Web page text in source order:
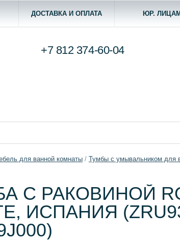
ДОСТАВКА И ОПЛАТА ЮР. ЛИЦАМ
+7 812 374-60-04
для ванной комнаты / Тумбы с умывальником для
С РАКОВИНОЙ
ИСПАНИЯ